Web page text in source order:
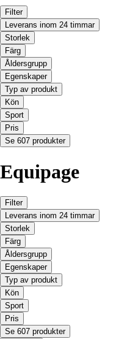
Filter
Leverans inom 24 timmar
Storlek
Färg
Åldersgrupp
Egenskaper
Typ av produkt
Kön
Sport
Pris
Se 607 produkter
Equipage
Filter
Leverans inom 24 timmar
Storlek
Färg
Åldersgrupp
Egenskaper
Typ av produkt
Kön
Sport
Pris
Se 607 produkter